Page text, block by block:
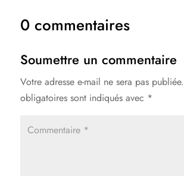
0 commentaires
Soumettre un commentaire
Votre adresse e-mail ne sera pas publiée.
obligatoires sont indiqués avec *